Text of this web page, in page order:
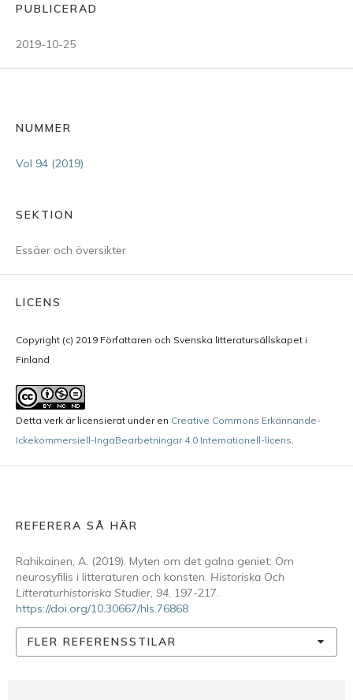
PUBLICERAD
2019-10-25
NUMMER
Vol 94 (2019)
SEKTION
Essäer och översikter
LICENS
Copyright (c) 2019 Författaren och Svenska litteratursällskapet i
Finland
Detta verk är licensierat under en Creative Commons Erkännande-
Ickekommersiell-IngaBearbetningar 4.0 Internationell-licens
REFERERA SÅ HÄR
Rahikainen, A. (2019). Myten om det galna geniet: Om
neurosyfilis i litteraturen och konsten. Historiska Och
Litteraturhistoriska Studier, 94, 197-217.
https://doi.org/10.30667/hls.76868
FLER REFERENSSTILAR